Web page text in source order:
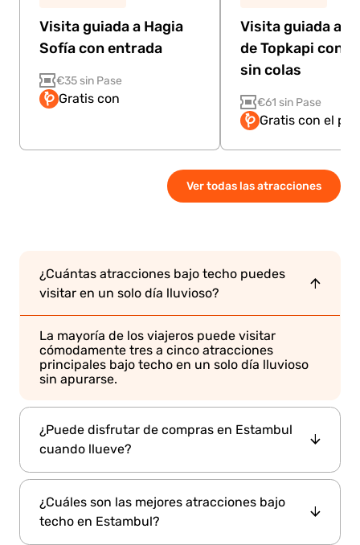
Visita guiada a Hagia
Sofía con entrada
€35 sin Pase
Gratis con
Visita guiada al
de Topkapi con
sin colas
€61 sin Pase
Gratis con el
Ver todas las atracciones
¿Cuántas atracciones bajo techo puedes
visitar en un solo día lluvioso?
La mayoría de los viajeros puede visitar
cómodamente tres a cinco atracciones
principales bajo techo en un solo día lluvioso
sin apurarse.
¿Puede disfrutar de compras en Estambul
cuando llueve?
Bazaary elSpice Bazaar, permiten comprar
con comodidad independientemente de las
¿Cuáles son las mejores atracciones bajo
techo en Estambul?